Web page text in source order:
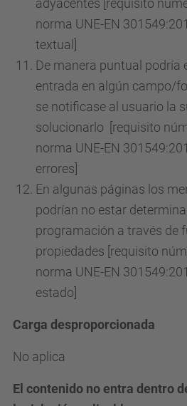
adyacentes [requisito
norma UNE-EN
textual]
De manera puntual podría
entrada en algún campo/
se notificase al usuario la
solucionarlo [requisito
norma UNE-EN
errores]
En algunas páginas los
podrían no estar
programación a través de
propiedades [requisito
norma UNE-EN
estado]
Carga desproporcionada
No aplica
El contenido no entra dentro